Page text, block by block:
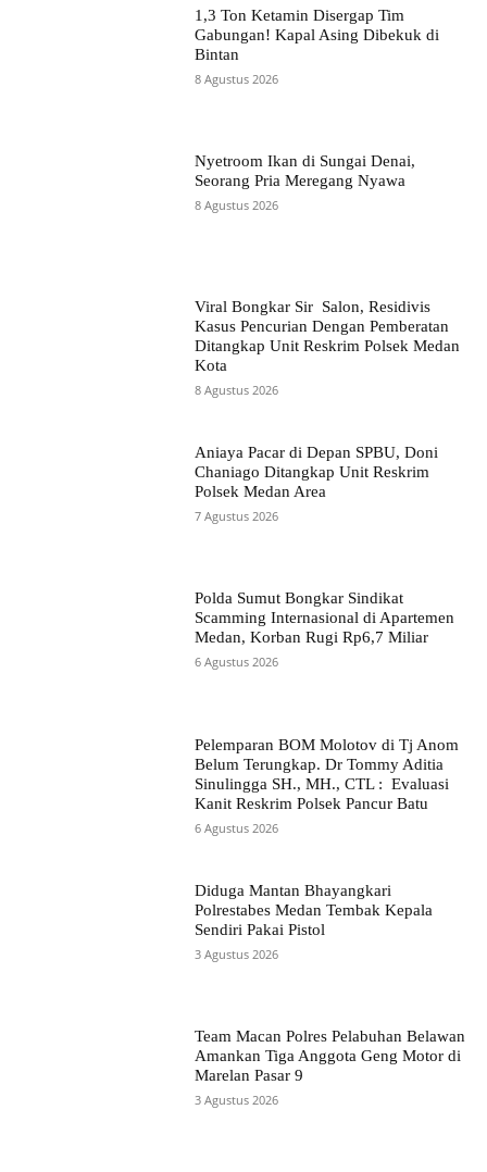
1,3 Ton Ketamin Disergap Tim
Gabungan! Kapal Asing Dibekuk di
Bintan
8 Agustus 2026
Nyetroom Ikan di Sungai Denai,
Seorang Pria Meregang Nyawa
8 Agustus 2026
Viral Bongkar Sir Salon, Residivis
Kasus Pencurian Dengan Pemberatan
Ditangkap Unit Reskrim Polsek Medan
Kota
8 Agustus 2026
Aniaya Pacar di Depan SPBU, Doni
Chaniago Ditangkap Unit Reskrim
Polsek Medan Area
7 Agustus 2026
Polda Sumut Bongkar Sindikat
Scamming Internasional di Apartemen
Medan, Korban Rugi Rp6,7 Miliar
6 Agustus 2026
Pelemparan BOM Molotov di Tj Anom
Belum Terungkap. Dr Tommy Aditia
Sinulingga SH., MH., CTL : Evaluasi
Kanit Reskrim Polsek Pancur Batu
6 Agustus 2026
Diduga Mantan Bhayangkari
Polrestabes Medan Tembak Kepala
Sendiri Pakai Pistol
3 Agustus 2026
Team Macan Polres Pelabuhan Belawan
Amankan Tiga Anggota Geng Motor di
Marelan Pasar 9
3 Agustus 2026